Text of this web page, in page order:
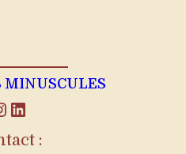
MINUSCULES
LinkedIn
: